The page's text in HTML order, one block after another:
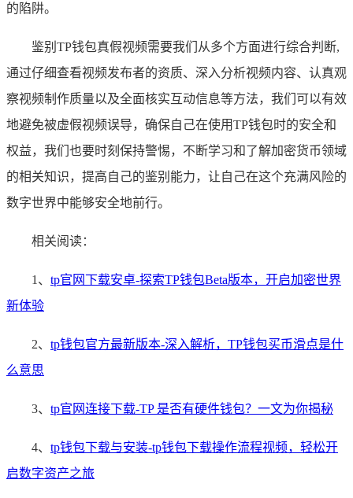
的陷阱。
鉴别TP钱包真假视频需要我们从多个方面进行综合判断,
通过仔细查看视频发布者的资质、深入分析视频内容、认真观
察视频制作质量以及全面核实互动信息等方法，我们可以有效
地避免被虚假视频误导，确保自己在使用TP钱包时的安全和
权益，我们也要时刻保持警惕，不断学习和了解加密货币领域
的相关知识，提高自己的鉴别能力，让自己在这个充满风险的
数字世界中能够安全地前行。
相关阅读：
1、 tp官网下载安卓-探索TP钱包Beta版本，开启加密世界
新体验
2、 tp钱包官方最新版本-深入解析，TP钱包买币滑点是什
么意思
3、 tp官网连接下载-TP 是否有硬件钱包？一文为你揭秘
4、 tp钱包下载与安装-tp钱包下载操作流程视频，轻松开
启数字资产之旅